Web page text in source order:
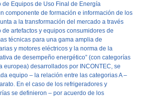
de Equipos de Uso Final de Energía
componente de formación e información de los
a la transformación del mercado a través
artefactos y equipos consumidores de
técnicas para una gama amplia de
y motores eléctricos y la norma de la
de desempeño energético” (con categorías
europea) desarrollados por INCONTEC, se
equipo – la relación entre las categoriasA–
En el caso de los refrigeradores y
se definieron – por acuerdo de los